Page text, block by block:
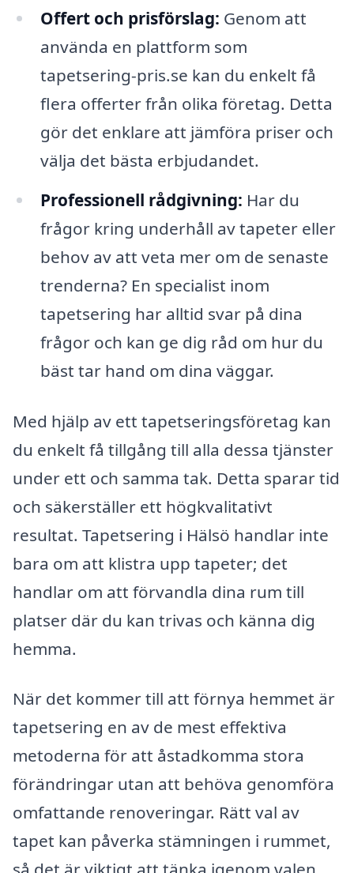
Offert och prisförslag: Genom att
använda en plattform som
tapetsering-pris.se kan du enkelt få
flera offerter från olika företag. Detta
gör det enklare att jämföra priser och
välja det bästa erbjudandet.
Professionell rådgivning: Har du
frågor kring underhåll av tapeter eller
behov av att veta mer om de senaste
trenderna? En specialist inom
tapetsering har alltid svar på dina
frågor och kan ge dig råd om hur du
bäst tar hand om dina väggar.
Med hjälp av ett tapetseringsföretag kan
du enkelt få tillgång till alla dessa tjänster
under ett och samma tak. Detta sparar tid
och säkerställer ett högkvalitativt
resultat. Tapetsering i Hälsö handlar inte
bara om att klistra upp tapeter; det
handlar om att förvandla dina rum till
platser där du kan trivas och känna dig
hemma.
När det kommer till att förnya hemmet är
tapetsering en av de mest effektiva
metoderna för att åstadkomma stora
förändringar utan att behöva genomföra
omfattande renoveringar. Rätt val av
tapet kan påverka stämningen i rummet,